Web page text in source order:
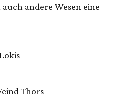
andere Wesen eine
Thors